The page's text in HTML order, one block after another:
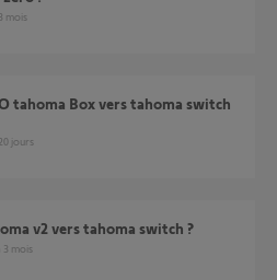
3 mois
20 jours
v2 vers tahoma switch ?
3 mois